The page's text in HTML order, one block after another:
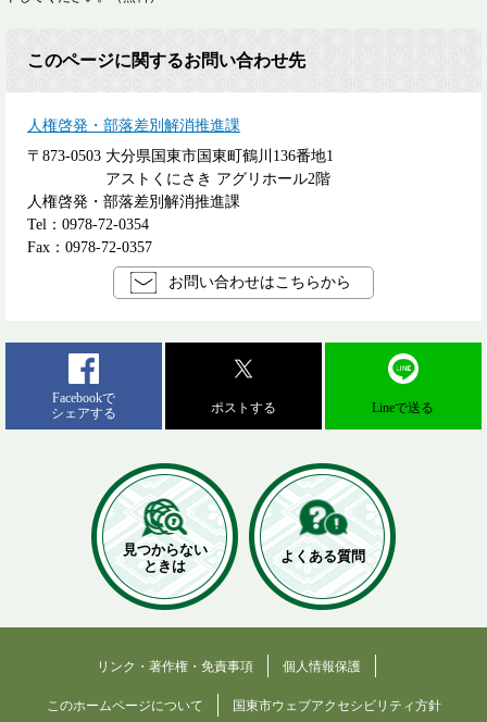
このページに関するお問い合わせ先
人権啓発・部落差別解消推進課
〒873-0503 大分県国東市国東町鶴川136番地1
アストくにさき アグリホール2階
人権啓発・部落差別解消推進課
Tel：0978-72-0354
Fax：0978-72-0357
お問い合わせはこちらから
Facebookで
シェアする
ポストする Lineで送る
見つからない
ときは
よくある質問
リンク・著作権・免責事項 個人情報保護
このホームページについて 国東市ウェブアクセシビリティ方針